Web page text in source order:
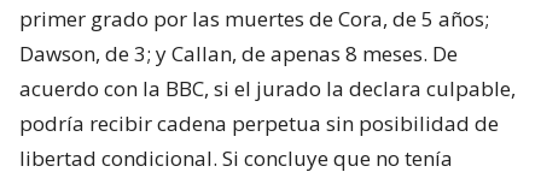
primer grado por las muertes de Cora, de 5 años;
Dawson, de 3; y Callan, de apenas 8 meses. De
acuerdo con la BBC, si el jurado la declara culpable,
podría recibir cadena perpetua sin posibilidad de
libertad condicional. Si concluye que no tenía